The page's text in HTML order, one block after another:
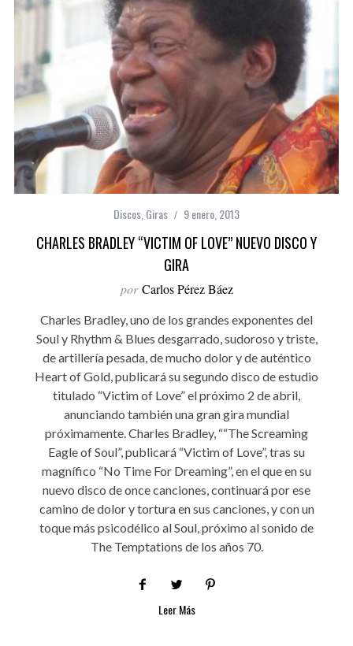
Discos Giras 9 enero, 2013
CHARLES BRADLEY “VICTIM OF LOVE” NUEVO DISCO Y
GIRA
por Carlos Pérez Báez
Charles Bradley, uno de los grandes exponentes del
Soul y Rhythm & Blues desgarrado, sudoroso y triste,
de artillería pesada, de mucho dolor y de auténtico
Heart of Gold, publicará su segundo disco de estudio
titulado “Victim of Love” el próximo 2 de abril,
anunciando también una gran gira mundial
próximamente. Charles Bradley, ““The Screaming
Eagle of Soul”, publicará “Victim of Love”, tras su
magnífico “No Time For Dreaming”, en el que en su
nuevo disco de once canciones, continuará por ese
camino de dolor y tortura en sus canciones, y con un
toque más psicodélico al Soul, próximo al sonido de
The Temptations de los años 70.
Leer Más